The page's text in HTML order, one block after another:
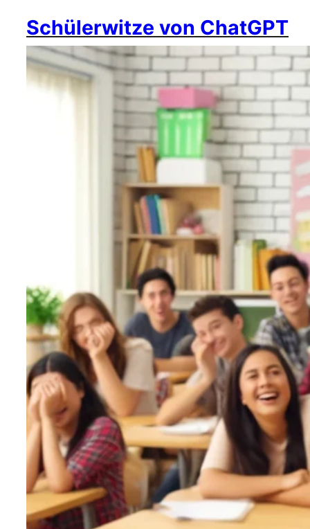
Schülerwitze von ChatGPT